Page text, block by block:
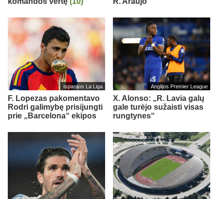
Ispanijos La Liga
F. Lopezas pakomentavo
Rodri galimybę prisijungti
prie „Barcelona“ ekipos
Anglijos Premier League
X. Alonso: „R. Lavia galų
gale turėjo sužaisti visas
rungtynes“